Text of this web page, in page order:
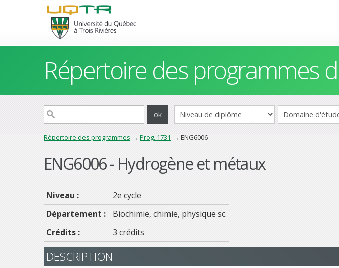
Répertoire des programmes
Répertoire des programmes → Prog. 1731 → ENG6006
ENG6006 - Hydrogène et métaux
Niveau :
2e cycle
Département :
Biochimie, chimie, physique sc.
Crédits :
3 crédits
DESCRIPTION :